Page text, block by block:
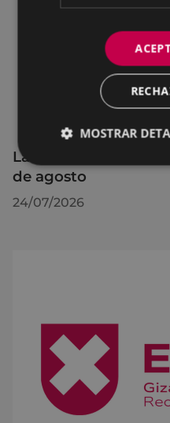
La OMIC
de agosto
24/07/2026
MOSTRAR